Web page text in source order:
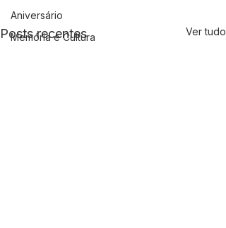
Aniversário
Memória e Cultura
Posts recentes Ver tudo